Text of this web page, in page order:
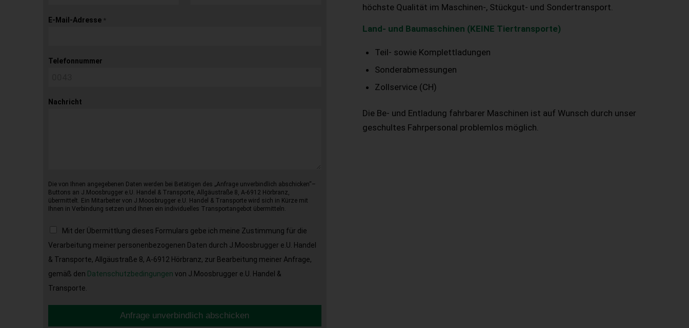
E-Mail-Adresse *
Telefonnummer
Nachricht
Die von Ihnen angegebenen Daten werden bei Betätigen des „Anfrage unverbindlich abschicken“–
Buttons an J.Moosbrugger e.U. Handel & Transporte, Allgäustraße 8, A-6912 Hörbranz,
übermittelt. Ein Mitarbeiter von J.Moosbrugger e.U. Handel & Transporte wird sich in Kürze mit
Ihnen in Verbindung setzen und Ihnen ein individuelles Transportangebot übermitteln.
Mit der Übermittlung dieses Formulars gebe ich meine Zustimmung für die
Verarbeitung meiner personenbezogenen Daten durch J.Moosbrugger e.U. Handel
& Transporte, Allgäustraße 8, A-6912 Hörbranz, zur Bearbeitung meiner Anfrage,
gemäß den Datenschutzbedingungen von J.Moosbrugger e.U. Handel &
Transporte.
Anfrage unverbindlich abschicken
höchste Qualität im Maschinen-, Stückgut- und Sondertransport.
Land- und Baumaschinen (KEINE Tiertransporte)
Teil- sowie Komplettladungen
Sonderabmessungen
Zollservice (CH)
Die Be- und Entladung fahrbarer Maschinen ist auf Wunsch durch unser
geschultes Fahrpersonal problemlos möglich.